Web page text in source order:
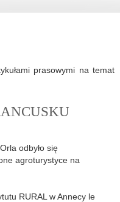
prasowymi na temat
odbyło się
agroturystyce na
RURAL w Annecy le